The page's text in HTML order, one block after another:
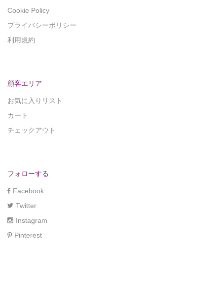
Cookie Policy
プライバシーポリシー
利用規約
顧客エリア
お気に入りリスト
カート
チェックアウト
フォローする
Facebook
Twitter
Instagram
Pinterest